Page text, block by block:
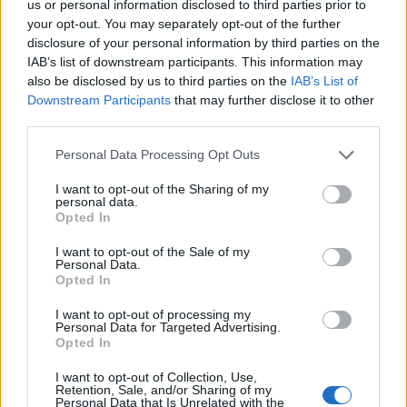
us or personal information disclosed to third parties prior to
your opt-out. You may separately opt-out of the further
disclosure of your personal information by third parties on the
IAB’s list of downstream participants. This information may
also be disclosed by us to third parties on the IAB’s List of
Downstream Participants that may further disclose it to other
Personal Data Processing Opt Outs
I want to opt-out of the Sharing of my
personal data.
Opted In
I want to opt-out of the Sale of my
Personal Data.
Opted In
I want to opt-out of processing my
Personal Data for Targeted Advertising.
Opted In
I want to opt-out of Collection, Use,
Retention, Sale, and/or Sharing of my
Personal Data that Is Unrelated with the
Classic Mantra
Riepilogo stagione
Titolare 21 - 70
Squalificato 0 - 0%
Inutilizzato 4 - 13